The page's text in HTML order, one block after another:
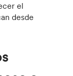
el
desde